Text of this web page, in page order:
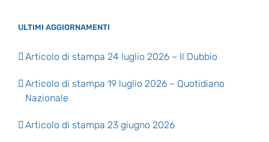
ULTIMI AGGIORNAMENTI
Articolo di stampa 24 luglio 2026 – Il Dubbio
Articolo di stampa 19 luglio 2026 – Quotidiano
Nazionale
Articolo di stampa 23 giugno 2026